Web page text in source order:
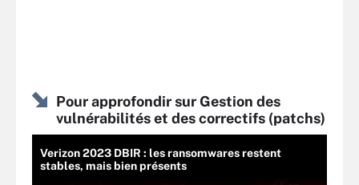
Pour approfondir sur Gestion des
vulnérabilités et des correctifs (patchs)
Verizon 2023 DBIR : les ransomwares restent
stables, mais bien présents